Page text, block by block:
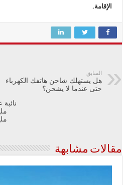
الإقامة.
السابق
هل يستهلك شاحن هاتفك الكهرباء
حتى عندما لا يشحن؟
مقالات مشابهة